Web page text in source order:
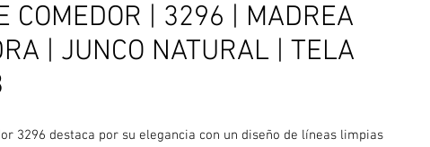
COMEDOR | 3296 | MADREA
| JUNCO NATURAL | TELA
3296 destaca por su elegancia con un diseño de líneas limpias